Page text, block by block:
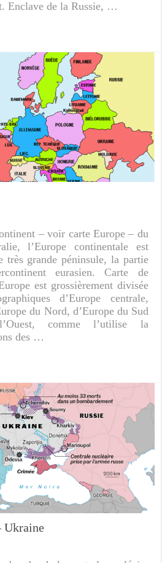
Enclave de la Russie, …
– voir carte Europe – du
l’Europe continentale est
très grande péninsule, la partie
eurasien. Carte de
est grossièrement divisée
d’Europe centrale,
du Nord, d’Europe du Sud
comme l’utilise la
des …
Ukraine